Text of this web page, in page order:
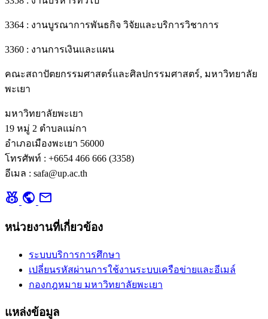
3364 : งานบูรณาการพันธกิจ วิจัยและบริการวิชาการ
3360 : งานการเงินและแผน
คณะสถาปัตยกรรมศาสตร์และศิลปกรรมศาสตร์, มหาวิทยาลัย
พะเยา
มหาวิทยาลัยพะเยา
19 หมู่ 2 ตำบลแม่กา
อำเภอเมืองพะเยา 56000
โทรศัพท์ : +6654 466 666 (3358)
อีเมล : safa@up.ac.th
social_leaderboard public mail
หน่วยงานที่เกี่ยวข้อง
ระบบบริการการศึกษา
เปลี่ยนรหัสผ่านการใช้งานระบบเครือข่ายและอีเมล์
กองกฎหมาย มหาวิทยาลัยพะเยา
แหล่งข้อมูล